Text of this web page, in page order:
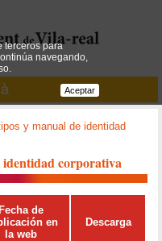
y manual de identidad
corporativa
Fecha de
en
la web
Descarga
terceros para
navegando,
Aceptar